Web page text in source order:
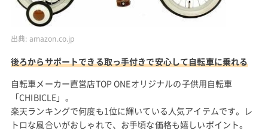
出典: amazon.co.jp
後ろからサポートできる取っ手付きで安心して自転車に乗れる
自転車メーカー直営店TOP ONEオリジナルの子供用自転車
「CHIBICLE」。
楽天ランキングで何度も1位に輝いている人気アイテムです。レ
トロな風合いがおしゃれで、お手頃な価格も嬉しいポイント。